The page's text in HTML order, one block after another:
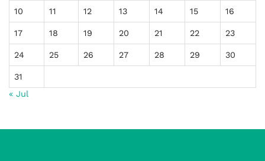
10 11 12 13 14 15 16
17 18 19 20 21 22 23
24 25 26 27 28 29 30
31
« Jul